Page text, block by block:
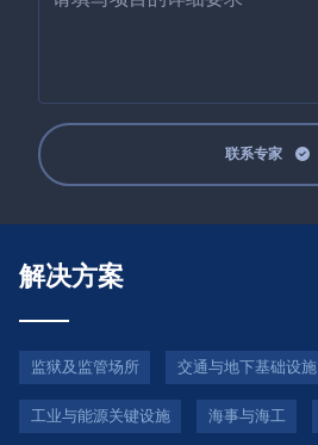
联系专家
解决方案
监狱及监管场所 交通与地下基础设施
工业与能源关键设施 海事与海工